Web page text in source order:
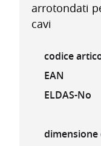
arrotondati
cavi
codice
EAN
ELDAS-No
dimensione